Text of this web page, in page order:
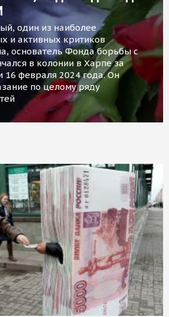
один из наиболее
и активных критиков
основатель Фонда борьбы с
в колонии в Харпе за
февраля 2024 года. Он
по целому ряду